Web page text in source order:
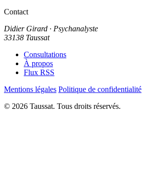
Contact
Didier Girard · Psychanalyste
33138 Taussat
Consultations
À propos
Flux RSS
Mentions légales Politique de confidentialité
© 2026 Taussat. Tous droits réservés.